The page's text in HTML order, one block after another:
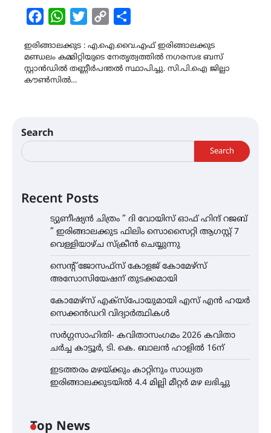
FacebookWhatsAppTwitterCopy
ഇരിങ്ങാലക്കുട : എ.ഐ.വൈ.എഫ് ഇരിങ്ങാലക്കുട
മണ്ഡലം കമ്മിറ്റിയുടെ നേതൃത്വത്തിൽ നഗരസഭ ബസ്
സ്റ്റാൻഡിൽ തണ്ണീർപന്തൽ സ്ഥാപിച്ചു. സി.പി.ഐ ജില്ലാ
കൗൺസിൽ…
Search
Search
Recent Posts
ട്യുണീഷ്യൻ ചിത്രം ” ദി വോയിസ് ഓഫ് ഹിന്ദ് റജബ്
” ഇരിങ്ങാലക്കുട ഫിലിം സൊസൈറ്റി ആഗസ്റ്റ് 7
വെള്ളിയാഴ്ച സ്‌ക്രീൻ ചെയ്യുന്നു
സെന്റ് ജോസഫ്സ് കോളജ് കോമേഴ്‌സ്
അസോസിയേഷന് തുടക്കമായി
കോമേഴ്സ് എക്സ്പോയുമായി എസ് എൻ ഹയർ
സെക്കൻഡറി വിദ്യാർത്ഥികൾ
സർഗ്ഗസാഹിതി- കവിതാസംഗമം 2026 കവിതാ
ചർച്ച കാട്ടൂർ, ടി. കെ. ബാലൻ ഹാളിൽ 16ന്
ഇടത്തരം മഴയ്ക്കും കാറ്റിനും സാധ്യത
ഇരിങ്ങാലക്കുടയിൽ 4.4 മില്ലി മീറ്റർ മഴ ലഭിച്ചു
Top News